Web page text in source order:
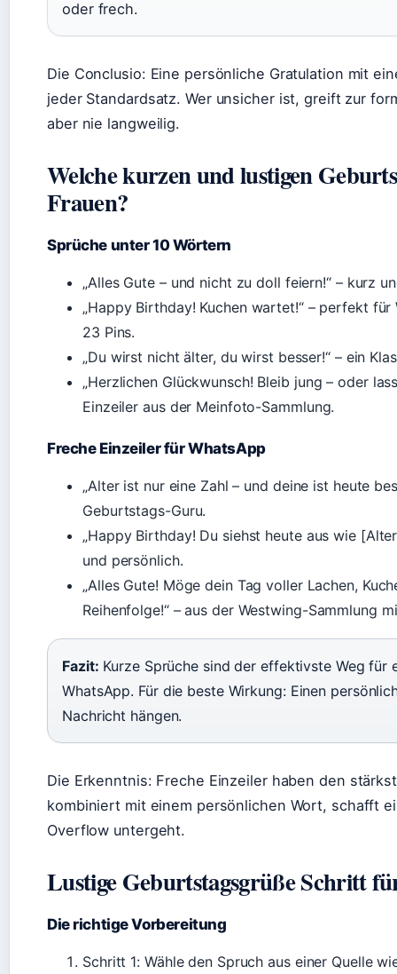
oder frech.
Die Conclusio: Eine persönliche Gratulation mit
jeder Standardsatz. Wer unsicher ist, greift zur
aber nie langweilig.
Welche kurzen und lustigen
Frauen?
Sprüche unter 10 Wörtern
„Alles Gute – und nicht zu doll feiern!“ – kurz
„Happy Birthday! Kuchen wartet!“ – perfekt
23 Pins.
„Du wirst nicht älter, du wirst besser!“ – ein
„Herzlichen Glückwunsch! Bleib jung – oder
Einzeiler aus der Meinfoto-Sammlung.
Freche Einzeiler für WhatsApp
„Alter ist nur eine Zahl – und deine ist heute
Geburtstags-Guru.
„Happy Birthday! Du siehst heute aus wie
und persönlich.
„Alles Gute! Möge dein Tag voller Lachen,
Reihenfolge!“ – aus der Westwing-Sammlung
Fazit: Kurze Sprüche sind der effektivste Weg für
WhatsApp. Für die beste Wirkung: Einen
Nachricht hängen.
Die Erkenntnis: Freche Einzeiler haben den
kombiniert mit einem persönlichen Wort, schafft
Overflow untergeht.
Lustige Geburtstagsgrüße Schritt
Die richtige Vorbereitung
Schritt 1: Wähle den Spruch aus einer Quelle